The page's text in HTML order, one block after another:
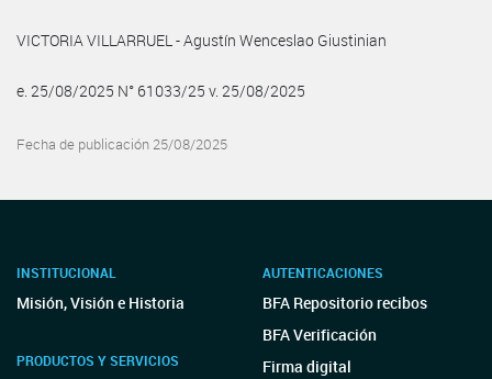
VICTORIA VILLARRUEL - Agustín Wenceslao Giustinian
e. 25/08/2025 N° 61033/25 v. 25/08/2025
Fecha de publicación 25/08/2025
INSTITUCIONAL
Misión, Visión e Historia
PRODUCTOS Y SERVICIOS
AUTENTICACIONES
BFA Repositorio recibos
BFA Verificación
Firma digital